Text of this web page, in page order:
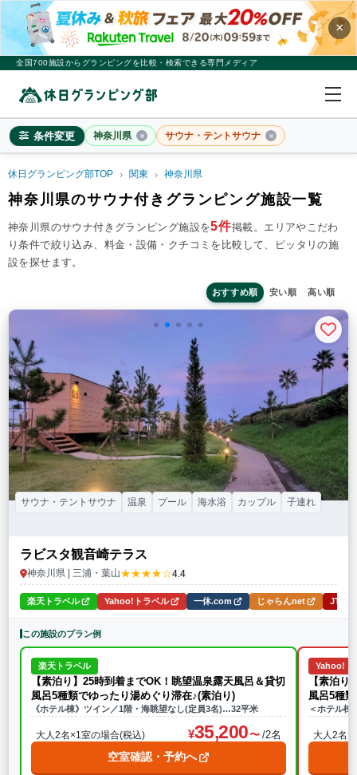
×
全国700施設からグランピングを比較・検索できる専門メディア
条件変更 神奈川県 サウナ・テントサウナ
2名 1 室
料金目安 ※4名利用時の1名最安値
~20,000円/人
ペット連れ
バンガロー・キャビン
特徴・アクティビティ
BBQ サウナ・テントサウナ 焚火・キャンプファイヤー 手持ち花火
温泉 プール 海水浴 ドッグラン 駅から徒歩15分以内
駅から送迎あり
条件をクリア この条件で再検索
休日グランピング部TOP 関東 神奈川県
神奈川県のサウナ付きグランピング施設一覧
神奈川県のサウナ付きグランピング施設を5件掲載。 エリアやこだわ
り条件で絞り込み、料金・設備・クチコミを比較して、ピッタリの施
設を探せます。
おすすめ順 安い順 高い順
ラビスタ観音崎テラス
神奈川県 | 三浦・葉山★★★★☆4.4
サウナ・テントサウナ 温泉 プール 海水浴 カップル 子連れ
楽天トラベル Yahoo!トラベル 一休.com じゃらんnet JTB
この施設のプラン例
楽天トラベル
【素泊り】25時到着までOK！眺望温泉露天風呂＆貸切
風呂5種類でゆったり湯めぐり滞在♪(素泊り)
《ホテル棟》ツイン／1階・海眺望なし(定員3名)…32平米
大人2名×1室の場合(税込) 35,200 /2名
空室確認・予約へ
Yahoo!ト
【素泊
風呂5種
＜ホテル棟
大人2名